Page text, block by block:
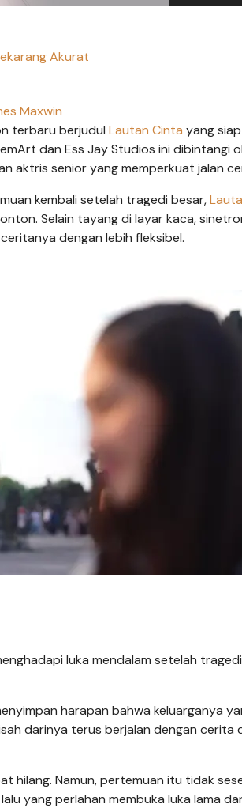
Akurat
Maxwin
terbaru berjudul Lautan Cinta yang
dan Ess Jay Studios ini dibintangi
aktris senior yang memperkuat jalan
kembali setelah tragedi besar,
Selain tayang di layar kaca,
dengan lebih fleksibel.
luka mendalam setelah
harapan bahwa keluarganya
darinya terus berjalan dengan cerita
hilang. Namun, pertemuan itu tidak
yang perlahan membuka luka lama